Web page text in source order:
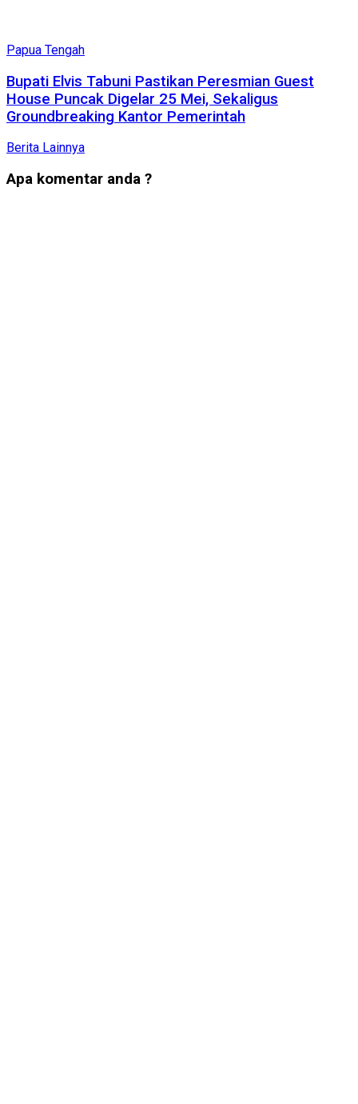
Papua Tengah
Bupati Elvis Tabuni Pastikan Peresmian Guest
House Puncak Digelar 25 Mei, Sekaligus
Groundbreaking Kantor Pemerintah
Berita Lainnya
Apa komentar anda ?